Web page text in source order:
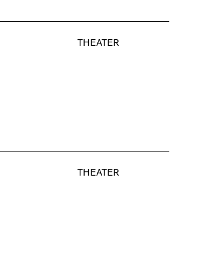
THEATER
THEATER